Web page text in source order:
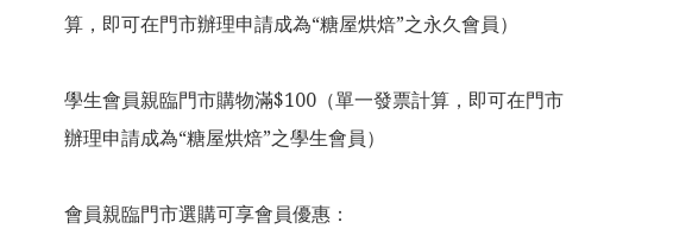
算，即可在門市辦理申請成為“糖屋烘焙”之永久會員）
學生會員親臨門市購物滿$100（單一發票計算，即可在門市
辦理申請成為“糖屋烘焙”之學生會員）
會員親臨門市選購可享會員優惠：